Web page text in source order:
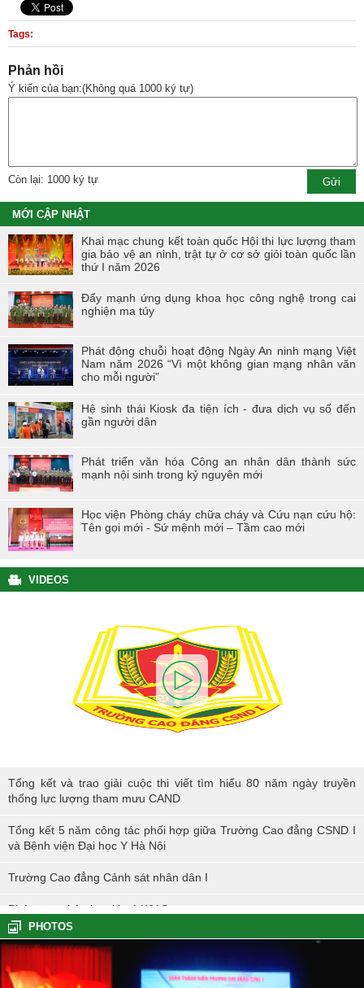
Tags:
Phản hồi
Ý kiến của bạn:(Không quá 1000 ký tự)
Còn lại: 1000 ký tự
MỚI CẬP NHẬT
Khai mạc chung kết toàn quốc Hội thi lực lượng tham
gia bảo vệ an ninh, trật tự ở cơ sở giỏi toàn quốc lần
thứ I năm 2026
Đẩy mạnh ứng dụng khoa học công nghệ trong cai
nghiện ma túy
Phát động chuỗi hoạt động Ngày An ninh mạng Việt
Nam năm 2026 “Vì một không gian mạng nhân văn
cho mỗi người”
Hệ sinh thái Kiosk đa tiện ích - đưa dịch vụ số đến
gần người dân
Phát triển văn hóa Công an nhân dân thành sức
mạnh nội sinh trong kỷ nguyên mới
Học viện Phòng cháy chữa cháy và Cứu nạn cứu hộ:
Tên gọi mới - Sứ mệnh mới – Tầm cao mới
VIDEOS
lực lượng tham mưu CAND
Tổng kết và trao giải cuộc thi viết tìm hiểu 80 năm ngày truyền
thống lực lượng tham mưu CAND
Tổng kết 5 năm công tác phối hợp giữa Trường Cao đẳng CSND I
và Bệnh viện Đại học Y Hà Nội
Trường Cao đẳng Cảnh sát nhân dân I
Phóng sự nhập học khoá K61S
Tổng kết hoạt động thực tế đợt I - K60S
Các sự kiện tiêu biểu của Tuổi trẻ Nhà trường năm học 2023-2024
PHOTOS